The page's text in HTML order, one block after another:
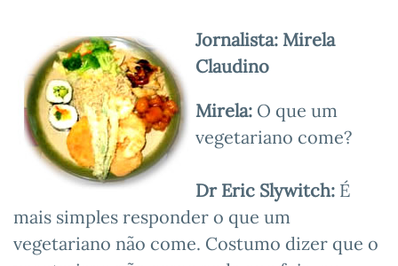
Jornalista: Mirela
Claudino
Mirela: O que um
vegetariano come?
Dr Eric Slywitch: É
mais simples responder o que um
vegetariano não come. Costumo dizer que o